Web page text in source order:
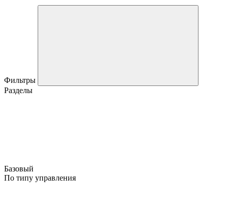
Фильтры
Разделы
Базовый
По типу управления